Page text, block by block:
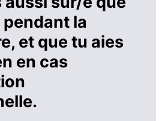
la
et que tu aies
en cas